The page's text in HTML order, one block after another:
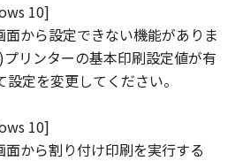
、いかなる場合においても
いません。
本国政府または該当国の政
可等を得ることなしに、本
してはなりません。
10]
から設定できない機能がありま
リンターの基本印刷設定値が有
定を変更してください。
10]
から割り付け印刷を実行する